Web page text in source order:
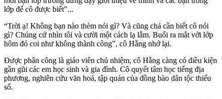
lớp để cô được biết”...
“Trời ạ! Không bạn nào thèm nói gì? Và cũng chả cần biết cô nói
gì? Chúng cứ nhìn tôi và cười một cách lạ lẫm. Buổi ra mắt với lớp
hôm đó coi như không thành công”, cô Hằng nhớ lại.
Được phân công là giáo viên chủ nhiệm, cô Hằng càng có điều kiện
gần gũi các em học sinh và gia đình. Cô quyết tâm học tiếng địa
phương, nghiên cứu văn hoá, tập quán của đồng bào dân tộc thiểu
số.